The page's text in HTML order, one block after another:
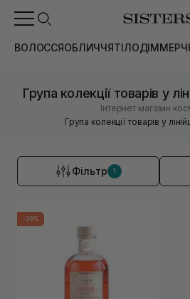
ВОЛОССЯОБЛИЧЧЯТІЛОДІММЕРЧ
Група колекції товарів у
Інтернет магазин
Група колекції товарів у
Фільтр 1
-20%